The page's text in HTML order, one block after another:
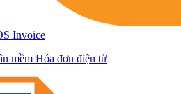
Invoice
mềm Hóa đơn điện tử